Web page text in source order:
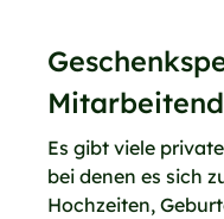
Es gibt viele
bei denen es sich
Hochzeiten,